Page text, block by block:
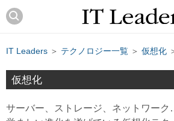
IT Leaders ＞ テクノロジー一覧 ＞ 仮想化
仮想化
サーバー、ストレージ、ネットワー